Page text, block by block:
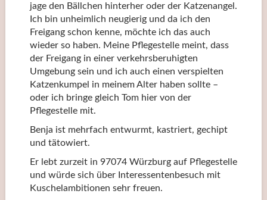
jage den Bällchen hinterher oder der Katzenangel.
Ich bin unheimlich neugierig und da ich den
Freigang schon kenne, möchte ich das auch
wieder so haben. Meine Pflegestelle meint, dass
der Freigang in einer verkehrsberuhigten
Umgebung sein und ich auch einen verspielten
Katzenkumpel in meinem Alter haben sollte –
oder ich bringe gleich Tom hier von der
Pflegestelle mit.
Benja ist mehrfach entwurmt, kastriert, gechipt
und tätowiert.
Er lebt zurzeit in 97074 Würzburg auf Pflegestelle
und würde sich über Interessentenbesuch mit
Kuschelambitionen sehr freuen.